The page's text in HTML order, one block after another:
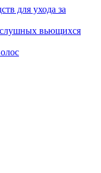
для ухода за
вьющихся